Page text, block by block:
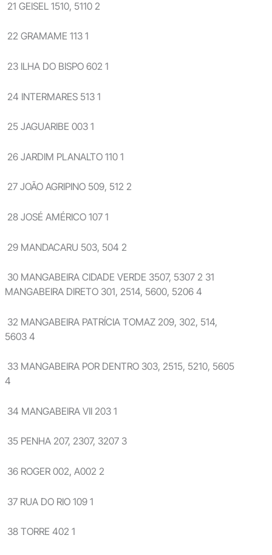
21 GEISEL 1510, 5110 2
22 GRAMAME 113 1
23 ILHA DO BISPO 602 1
24 INTERMARES 513 1
25 JAGUARIBE 003 1
26 JARDIM PLANALTO 110 1
27 JOÃO AGRIPINO 509, 512 2
28 JOSÉ AMÉRICO 107 1
29 MANDACARU 503, 504 2
30 MANGABEIRA CIDADE VERDE 3507, 5307 2 31
MANGABEIRA DIRETO 301, 2514, 5600, 5206 4
32 MANGABEIRA PATRÍCIA TOMAZ 209, 302, 514,
5603 4
33 MANGABEIRA POR DENTRO 303, 2515, 5210, 5605
4
34 MANGABEIRA VII 203 1
35 PENHA 207, 2307, 3207 3
36 ROGER 002, A002 2
37 RUA DO RIO 109 1
38 TORRE 402 1